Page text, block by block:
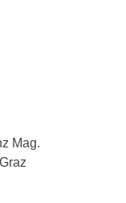
Mag.